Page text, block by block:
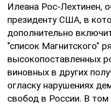
Илеана Рос-Лехтинен,
президенту США, в
дополнительно
"список Магнитского"
высокопоставленных
виновных в других
огласку нарушениях
свобод в России. В